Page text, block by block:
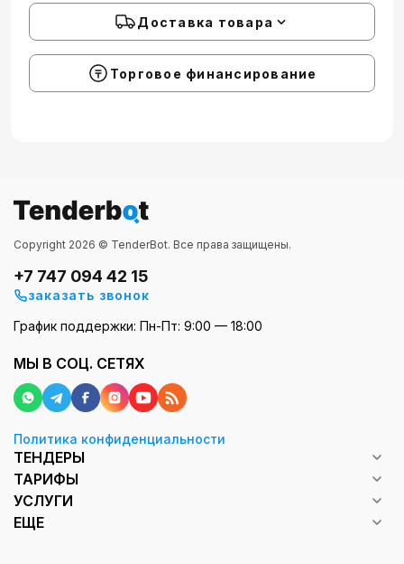
Доставка товара
Торговое финансирование
Copyright 2026 © TenderBot. Все права защищены.
+7 747 094 42 15
заказать звонок
График поддержки: Пн-Пт: 9:00 — 18:00
МЫ В СОЦ. СЕТЯХ
Политика конфиденциальности
ТЕНДЕРЫ
ТАРИФЫ
УСЛУГИ
ЕЩЕ